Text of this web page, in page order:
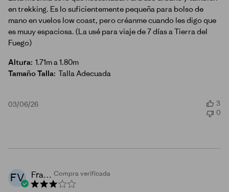
en trekking. Es lo suficientemente pequeña para bolso de
mano en vuelos low coast, pero créanme cuando les digo que
es muuy espaciosa. (La usé para viaje de 7 días a Tierra del
Fuego)
Altura: 1.71m a 1.80m
Tamaño Talla: Talla Adecuada
Fecha
03/06/26
3
0
FV Franco V. Compra verificada